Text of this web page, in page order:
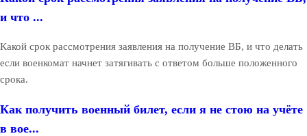
и что ...
Какой срок рассмотрения заявления на получение ВБ, и что делать
если военкомат начнет затягивать с ответом больше положенного
срока.
Как получить военный билет, если я не стою на учёте
в вое...